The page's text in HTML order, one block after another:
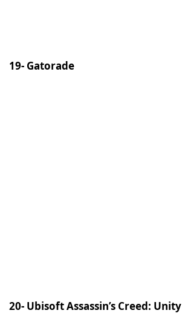
19- Gatorade
20- Ubisoft Assassin’s Creed: Unity